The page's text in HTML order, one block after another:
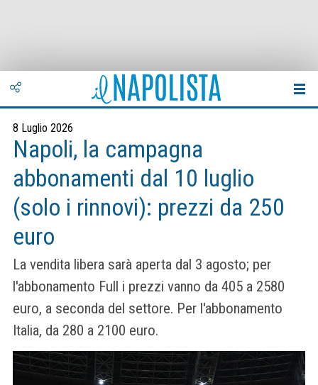
8 Luglio 2026
Napoli, la campagna
abbonamenti dal 10 luglio
(solo i rinnovi): prezzi da 250
euro
La vendita libera sarà aperta dal 3 agosto; per
l'abbonamento Full i prezzi vanno da 405 a 2580
euro, a seconda del settore. Per l'abbonamento
Italia, da 280 a 2100 euro.